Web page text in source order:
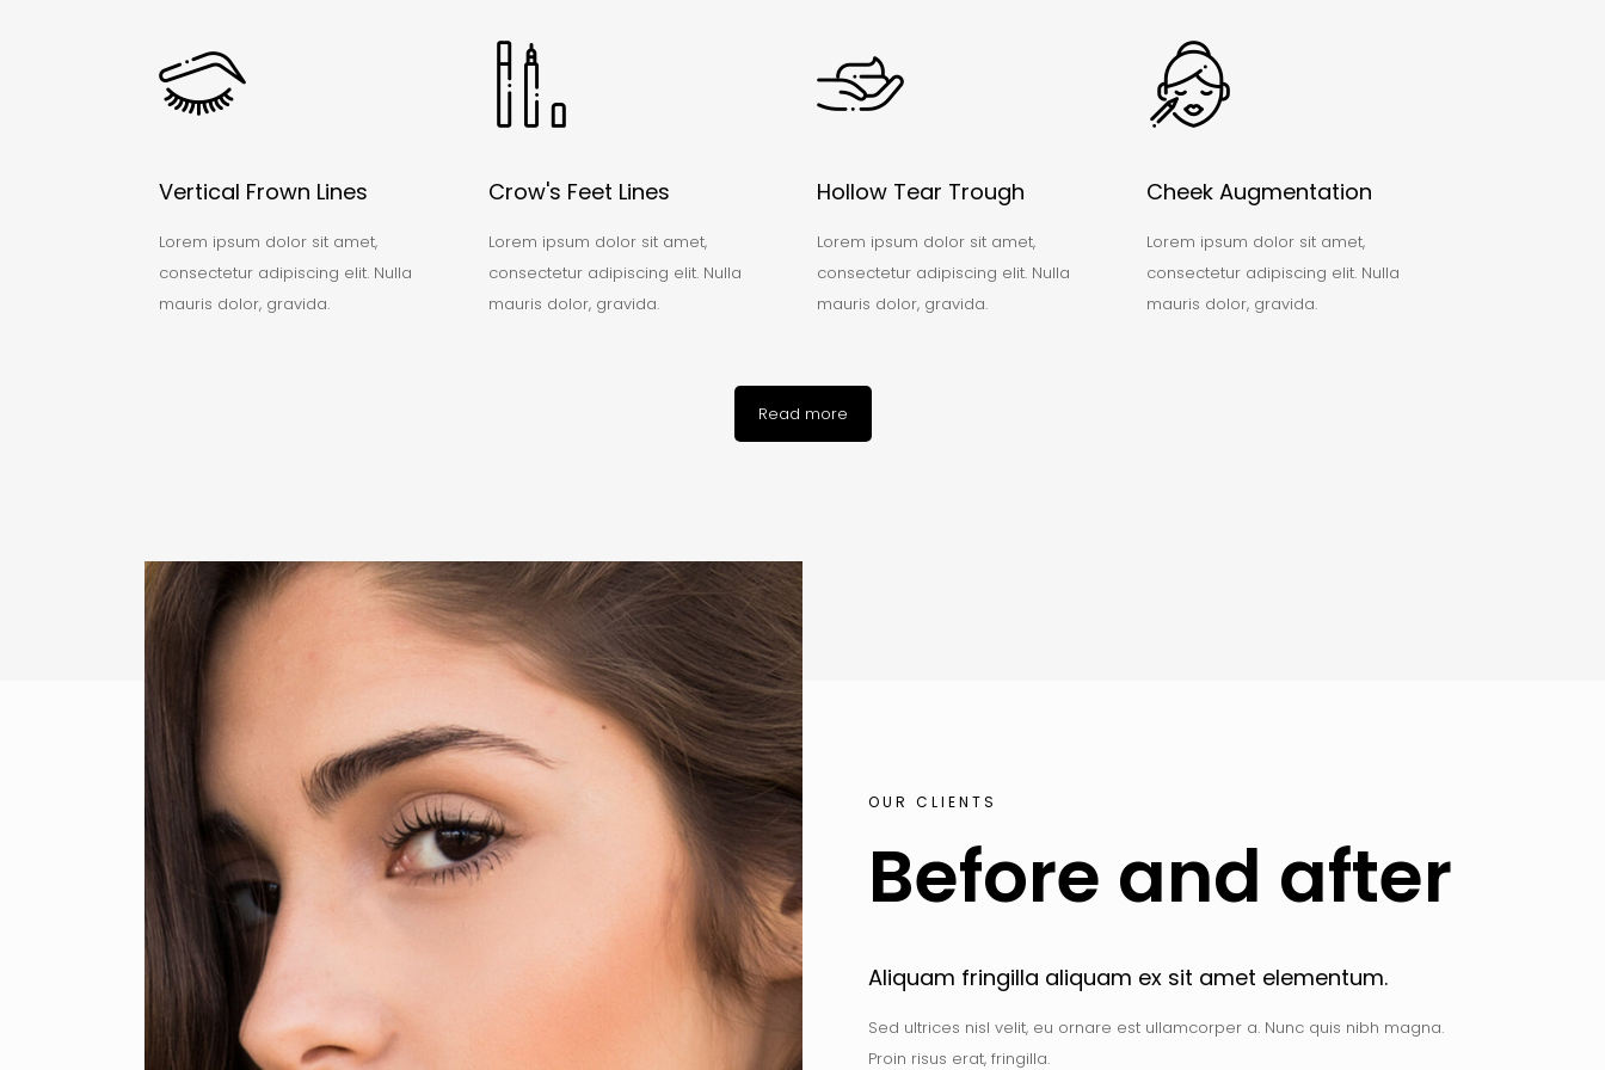
Vertical Frown Lines
Lorem ipsum dolor sit amet,
consectetur adipiscing elit. Nulla
mauris dolor, gravida.
Crow's Feet Lines
Lorem ipsum dolor sit amet,
consectetur adipiscing elit. Nulla
mauris dolor, gravida.
Hollow Tear Trough
Lorem ipsum dolor sit amet,
consectetur adipiscing elit. Nulla
mauris dolor, gravida.
Cheek Augmentation
Lorem ipsum dolor sit amet,
consectetur adipiscing elit. Nulla
mauris dolor, gravida.
Read more
OUR CLIENTS
Before and after
Aliquam fringilla aliquam ex sit amet elementum.
Sed ultrices nisl velit, eu ornare est ullamcorper a. Nunc quis nibh magna.
Proin risus erat, fringilla.